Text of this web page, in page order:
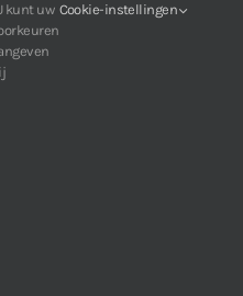
V7.1.0
V4.8.1
kunt uw Cookie-instellingen